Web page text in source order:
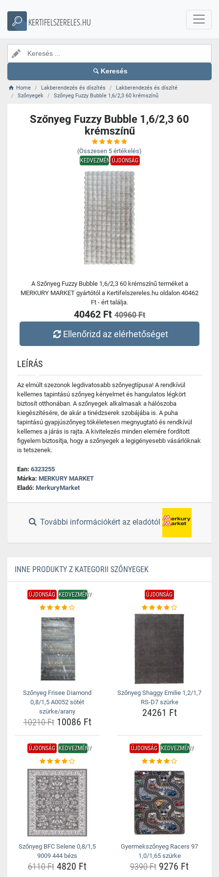
KERTIFELSZERELES.HU
Keresés
Home Lakberendezés és díszítés
Lakberendezés és díszíté
Szőnyegek
Szőnyeg Fuzzy Bubble 1,6/2,3 60 krémszínű
Szőnyeg Fuzzy Bubble 1,6/2,3 60
krémszínű
(Összesen 5 értékelés)
KEDVEZMÉNYÚJDONSÁG
A Szőnyeg Fuzzy Bubble 1,6/2,3 60 krémszínű terméket a
MERKURY MARKET gyártótól a Kertifelszereles.hu oldalon 40462
Ft - ért találja.
40462 Ft 40960 Ft
Ellenőrizd az elérhetőséget
LEÍRÁS
Az elmúlt szezonok legdivatosabb szőnyegtípusa! A rendkívül
kellemes tapintású szőnyeg kényelmet és hangulatos légkört
biztosít otthonában. A szőnyegek alkalmasak a hálószoba
kiegészítésére, de akár a tinédzserek szobájába is. A puha
tapintású gyapjúszőnyeg tökéletesen megnyugtató és rendkívül
kellemes a járás is rajta. A kivitelezés minden elemére fordított
figyelem biztosítja, hogy a szőnyegek a legigényesebb vásárlóknak
is tetszenek.
Ean: 6323255
Márka: MERKURY MARKET
Eladó: MerkuryMarket
További információkért az eladótól
INNE PRODUKTY Z KATEGORII SZŐNYEGEK
ÚJDONSÁG KEDVEZMÉNY
Szőnyeg Frisee Diamond
0,8/1,5 A0052 sötét
szürke/arany
10210 Ft10086 Ft
ÚJDONSÁG
Szőnyeg Shaggy Emilie 1,2/1,7
RS-D7 szürke
24261 Ft
ÚJDONSÁG KEDVEZMÉNY
Szőnyeg BFC Selene 0,8/1,5
9009 444 bézs
6110 Ft 4820 Ft
ÚJDONSÁG KEDVEZMÉNY
Gyermekszőnyeg Racers 97
1,0/1,65 szürke
9390 Ft 9276 Ft